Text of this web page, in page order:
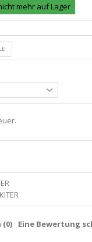
mehr auf Lager
(0) Eine Bewertung